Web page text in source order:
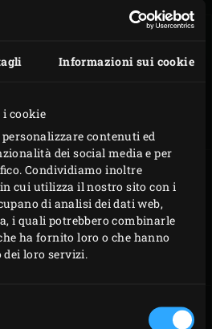
Informazioni sui cookie
i cookie
contenuti ed
dei social media e per
Condividiamo inoltre
cui utilizza il nostro sito con i
di analisi dei dati web,
i quali potrebbero combinarle
ha fornito loro o che hanno
loro servizi.
MONTAGGIO DEL
MODELLO
MEDIUM